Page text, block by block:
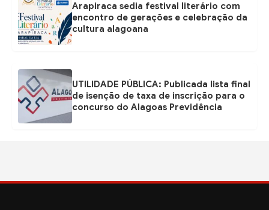
Arapiraca sedia festival literário com
encontro de gerações e celebração da
cultura alagoana
UTILIDADE PÚBLICA: Publicada lista final
de isenção de taxa de inscrição para o
concurso do Alagoas Previdência